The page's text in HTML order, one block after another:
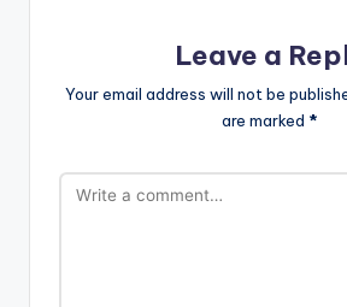
Leave a
Your email address will not be
are marked *